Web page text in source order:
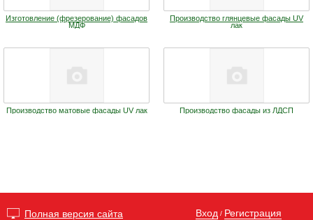
Изготовление (фрезерование) фасадов
МДФ
Производство глянцевые фасады UV
лак
Производство матовые фасады UV лак Производство фасады из ЛДСП
Полная версия сайта Вход / Регистрация